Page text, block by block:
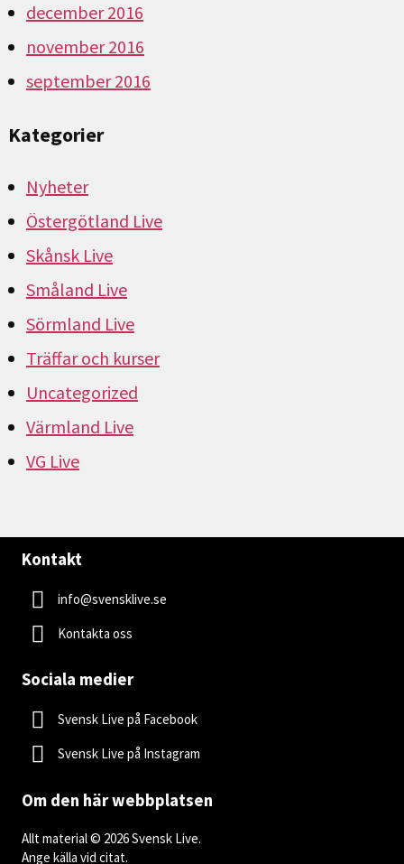
december 2016
november 2016
september 2016
Kategorier
Nyheter
Östergötland Live
Skånsk Live
Småland Live
Sörmland Live
Träffar och kurser
Uncategorized
Värmland Live
VG Live
Kontakt
info@svensklive.se
Kontakta oss
Sociala medier
Svensk Live på Facebook
Svensk Live på Instagram
Om den här webbplatsen
Allt material © 2026 Svensk Live.
Ange källa vid citat.